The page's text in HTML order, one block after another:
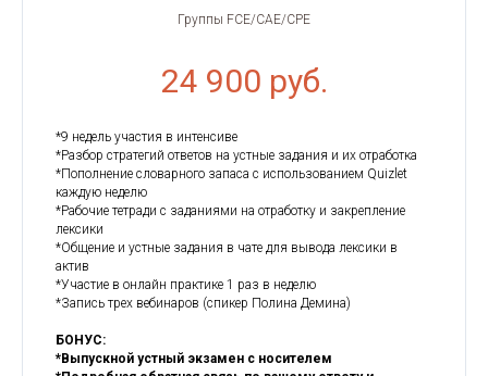
Группы FCE/CAE/CPE
24 900 руб.
*9 недель участия в интенсиве
*Разбор стратегий ответов на устные задания и их отработка
*Пополнение словарного запаса с использованием Quizlet
каждую неделю
*Рабочие тетради с заданиями на отработку и закрепление
лексики
*Общение и устные задания в чате для вывода лексики в
актив
*Участие в онлайн практике 1 раз в неделю
*Запись трех вебинаров (спикер Полина Демина)
БОНУС:
*Выпускной устный экзамен с носителем